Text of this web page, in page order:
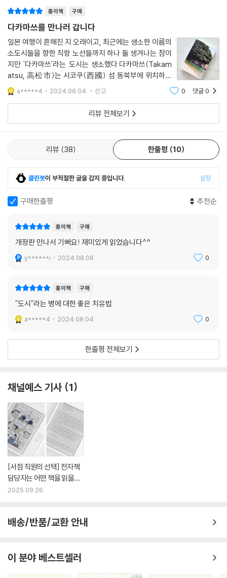
맛집이나 카페를 꽤 좋아하는 내게 단골 가게가 별로 없는 데는 조금 특이
한 이유가 있다. 우선은 사는 곳을 자주 옮기는 탓이고, 결정적으로는 누군
가가 나를 알아보는 일이 낯부끄럽기 때문이다.
--- p.60
그곳은 빈티지 카페나 술집, 책방 중 무엇으로 불려도 어색하지 않은 모호
하고 사적인 공간으로, 한적한 골목길, 눈에 띄지 않는 건물 2층에 숨어 있
었다. ‘커피와 책과 음악, 나카조라 커피 & 바’라고 적힌 자그마한 간판을
발견하고 들어가지 않을 이유가 없었다.
써서 카페를 다시 찾고 싶다. 그때는 한 번도 내게 말을 건 적이 없었던 오
주일에 한 번씩 찾아와 커피와 후르츠산도를 먹으며 한국어로 된 책을 읽
--- p.67
도망치듯 떠난 일본에서 후회 없이 대학원 생활도 하고 관심 있는 분야에
서 일도 해 보았지만, 다시 그만둔 상태였다. 적어도 박사 학위를 받았거나
것도 이룬 것이 없었다. 그러다 돈과 시간에 얽매이지 않은 채 자연과 호흡
싶은 생각이 들었다. 삶의 방식에는 정답이 없다. 학위도 직장도 결국 나를
과시하고자 하는 수단이었을 뿐이다. 정작 중요한 내면의 행복은 아무에게
이 되었다. 다시 도시로 돌아가 고군분투하며 중심이 흔들리고 미래가 불
안하게 느껴질 때, 언제든지 그 편안한 기억에 기대어 쉬었다 갈 것이다.
--- p.76
작품들은 하나같이 으스대는 기색 없이 관람객이 마음껏 체험하고 사유해
주기를 기다린다. 전문적인 지식이 없어도 괜찮다. 어차피 우리는 모두 한
때 누가 시키지 않아도 벽에 추상화를 그리고, 상상 속 친구와 즉흥 연극을
즐기며, 자연에 대한 호기심으로 넘쳐났던 작은 아티스트였으니까. 그때의
순수한 감성으로 자유롭게 해석하고 사유하며, 예술이 선사하는 즐거움에
흠뻑 빠져보자.
여행자의 눈에는 많은 것이 들어온다. 낯선 장소에서 잔뜩 예민해진 감각
기댄 사소한 발견은 종종 삶을 풍성하게 하는 새로운 경험을 낳는다. 다카
마쓰 출신의 문학가 기쿠치 간(1888~1948)을 알게 해 준 것도 그런 여
종이책 구매
다카마쓰를 만나러 갑니다
일본 여행이 흔해진 지 오래이고, 최근에는 생소한 이름의
소도시들을 향한 직항 노선들까지 하나 둘 생겨나는 참이
지만 '다카마쓰'라는 도시는 생소했다.다카마쓰(Takam
atsu, 高松市)는 시코쿠(西國) 섬 동북부에 위치하는
가가와현 현청소재지로 65만명의 인구가 거주하는 시코
쿠에서 가장 규모가 큰 도시이다. 북으로는 세토 내해에
접해있어 항만이 발달해 있고 남쪽에는 넓은 산악지
a*****4 2024.08.04. 신고 0 댓글0
리뷰 전체보기
리뷰 38 한줄평 10
클린봇이 부적절한 글을 감지 중입니다. 설정
구매한줄평 추천순
종이책 구매
개정판 만나서 기뻐요! 재미있게 읽었습니다^^
y******i 2024.08.08. 0
종이책 구매
"도시"라는 병에 대한 좋은 치유법
a*****4 2024.08.04. 0
한줄평 전체보기
채널예스 기사 1
[서점 직원의 선택] 전자책
담당자는 어떤 책을 읽을
까?
2025.09.26.
배송/반품/교환 안내
이 분야 베스트셀러